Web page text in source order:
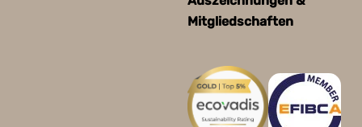
Mitgliedschaften